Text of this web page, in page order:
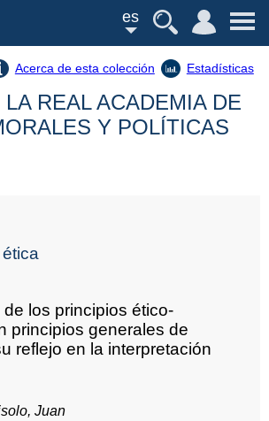
es
Acerca de esta colección Estadísticas
REAL ACADEMIA DE
Y POLÍTICAS
los principios ético-
principios generales de
reflejo en la interpretación
Juan